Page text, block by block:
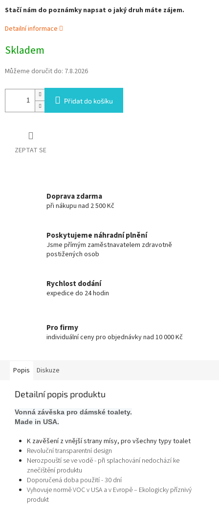
Stačí nám do poznámky napsat o jaký druh máte zájem.
Detailní informace
Skladem
Můžeme doručit do: 7.8.2026
Přidat do košíku
ZEPTAT SE
Doprava zdarma
při nákupu nad 2 500 Kč
Poskytujeme náhradní plnění
Jsme přímým zaměstnavatelem zdravotně
postižených osob
Rychlost dodání
expedice do 24 hodin
Pro firmy
individuální ceny pro objednávky nad 10 000 Kč
Popis Diskuze
Detailní popis produktu
Vonná závěska pro dámské toalety.
Made in USA.
K zavěšení z vnější strany mísy, pro všechny typy toalet
Revoluční transparentní design
Nerozpouští se ve vodě - při splachování nedochází ke
znečištění produktu
Doporučená doba použití - 30 dní
Vyhovuje normě VOC v USA a v Evropě – Ekologicky příznivý
produkt